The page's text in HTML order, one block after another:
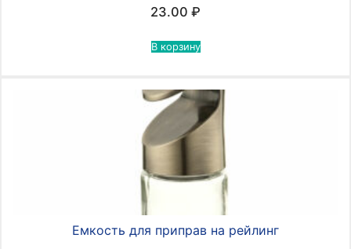
23.00 ₽
В корзину
Емкость для приправ на рейлинг